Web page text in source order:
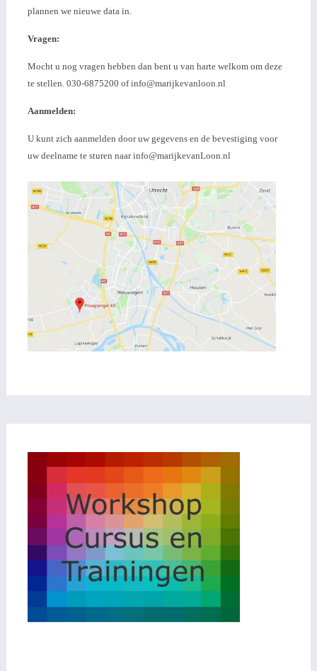
plannen we nieuwe data in.
Vragen:
Mocht u nog vragen hebben dan bent u van harte welkom om deze
te stellen. 030-6875200 of info@marijkevanloon.nl
Aanmelden:
U kunt zich aanmelden door uw gegevens en de bevestiging voor
uw deelname te sturen naar info@marijkevanLoon.nl